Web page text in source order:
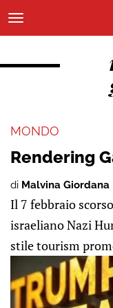
MONDO
Rendering
di Malvina Giordana
Il 7 febbraio
israeliano Nazi
stile tourism